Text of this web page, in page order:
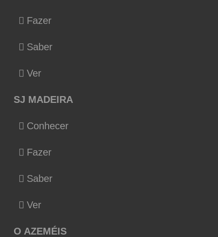
Fazer
Saber
Ver
SJ MADEIRA
Conhecer
Fazer
Saber
Ver
O AZEMÉIS